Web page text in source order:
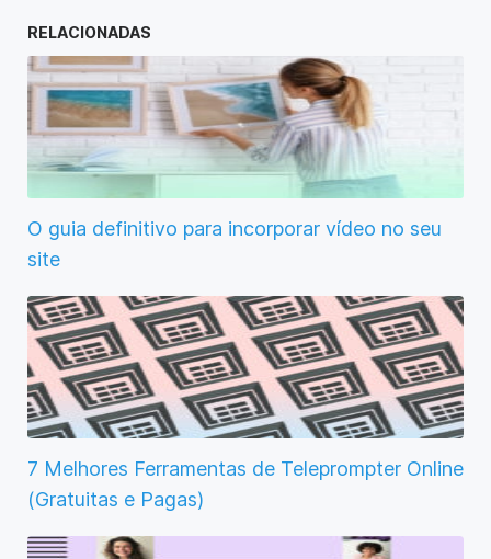
RELACIONADAS
O guia definitivo para incorporar vídeo no seu
site
7 Melhores Ferramentas de Teleprompter Online
(Gratuitas e Pagas)